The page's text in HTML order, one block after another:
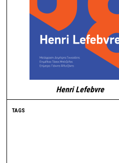
Henri Lefebvre
TAGS